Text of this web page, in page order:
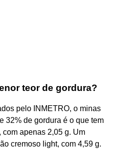
teor de gordura?
pelo INMETRO, o minas
32% de gordura é o que tem
apenas 2,05 g. Um
cremoso light, com 4,59 g.